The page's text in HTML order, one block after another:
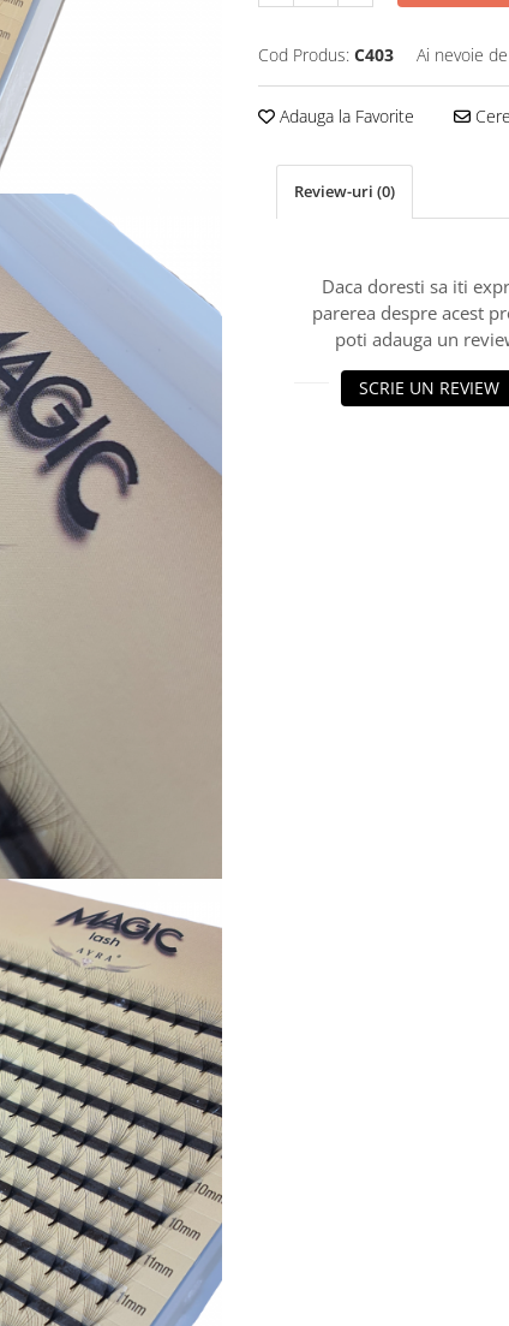
Cod Produs: C403 Ai nevoie
Adauga la Favorite
Review-uri (0)
Daca doresti sa iti
parerea despre acest
poti adauga un
SCRIE UN REVIEW